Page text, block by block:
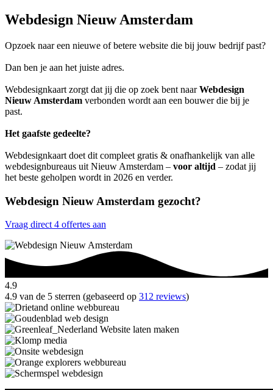
Webdesign Nieuw Amsterdam
Opzoek naar een nieuwe of betere website die bij jouw bedrijf past?
Dan ben je aan het juiste adres.
Webdesignkaart zorgt dat jij die op zoek bent naarWebdesign
Nieuw Amsterdam verbonden wordt aan een bouwer die bij je
past.
Het gaafste gedeelte?
Webdesignkaart doet dit compleet gratis & onafhankelijk van alle
webdesignbureaus uit Nieuw Amsterdam – voor altijd – zodat jij
het beste geholpen wordt in 2026 en verder.
Webdesign Nieuw Amsterdam gezocht?
Vraag direct 4 offertes aan
4.9
4.9 van de 5 sterren (gebaseerd op 312 reviews)